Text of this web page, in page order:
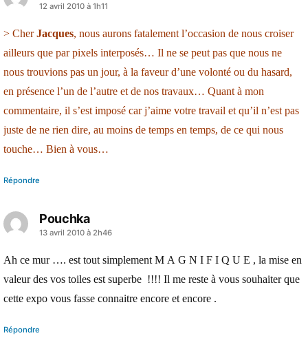
a
dit :
12 avril 2010 à 1h11
> CherJacques, nous aurons fatalement l’occasion de nous croiser
ailleurs que par pixels interposés… Il ne se peut pas que nous ne
nous trouvions pas un jour, à la faveur d’une volonté ou du hasard,
en présence l’un de l’autre et de nos travaux… Quant à mon
commentaire, il s’est imposé car j’aime votre travail et qu’il n’est pas
juste de ne rien dire, au moins de temps en temps, de ce qui nous
touche… Bien à vous…
Répondre
Pouchka
a13 avril 2010 à 2h46
Ah ce mur …. est tout simplement M A G N I F I Q U E , la mise en
valeur des vos toiles est superbe !!!! Il me reste à vous souhaiter que
cette expo vous fasse connaitre encore et encore .
Répondre